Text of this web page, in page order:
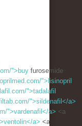
">buy furosemide
">lisinopril
">tadalafil
">sildenafil</a>
">vardenafil</a> <a
a> <a